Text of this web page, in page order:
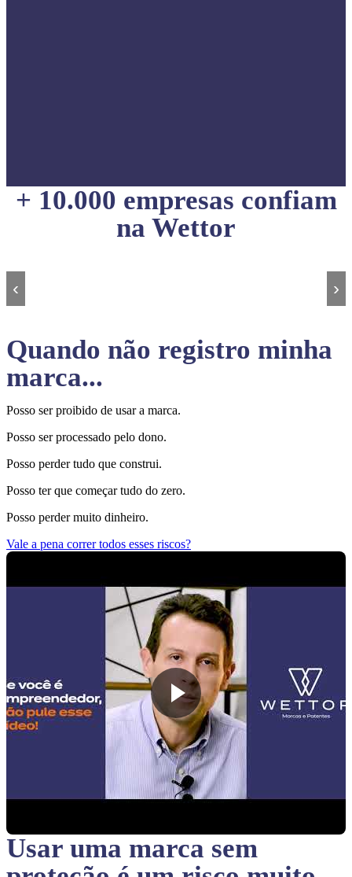
+ 10.000 empresas confiam
na Wettor
‹ ›
Quando não registro minha
marca...
Posso ser proibido de usar a marca.
Posso ser processado pelo dono.
Posso perder tudo que construi.
Posso ter que começar tudo do zero.
Posso perder muito dinheiro.
Vale a pena correr todos esses riscos?
Usar uma marca sem